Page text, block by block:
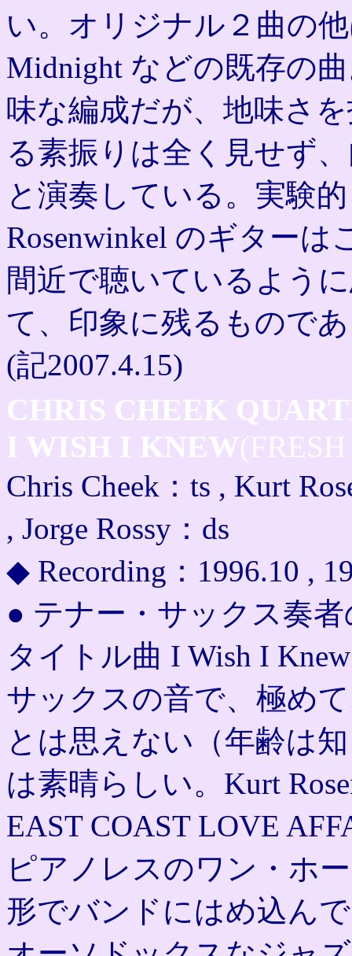
い。オリジナル２曲の
Midnight などの既存の
味な編成だが、地味さ
る素振りは全く見せず
と演奏している。実験
Rosenwinkel のギター
間近で聴いているよう
て、印象に残るもので
(記2007.4.15)
CHRIS CHEEK
I WISH I KNEW
Chris Cheek：ts , Kurt
, Jorge Rossy：ds
◆ Recording：1996.10 ,
● テナー・サックス奏者
タイトル曲 I Wish I
サックスの音で、極め
とは思えない（年齢は
は素晴らしい。Kurt
EAST COAST LOVE
ピアノレスのワン・ホ
形でバンドにはめ込ん